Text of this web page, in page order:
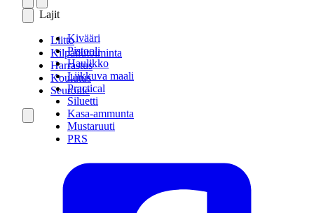
Lajit
Kivääri
Pistooli
Haulikko
Liikkuva maali
Practical
Siluetti
Kasa-ammunta
Mustaruuti
PRS
Liitto
Kilpailutoiminta
Harrastus
Koulutus
Seuroille